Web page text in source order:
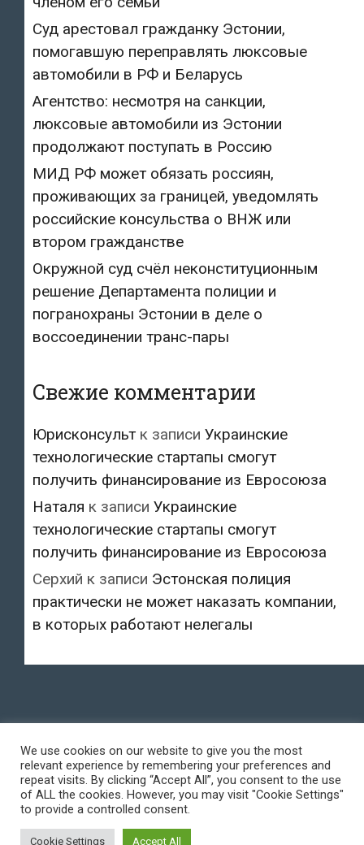
Суд арестовал гражданку Эстонии,
помогавшую переправлять люксовые
автомобили в РФ и Беларусь
Агентство: несмотря на санкции,
люксовые автомобили из Эстонии
продолжают поступать в Россию
МИД РФ может обязать россиян,
проживающих за границей, уведомлять
российские консульства о ВНЖ или
втором гражданстве
Окружной суд счёл неконституционным
решение Департамента полиции и
погранохраны Эстонии в деле о
воссоединении транс-пары
Свежие комментарии
Юрисконсульт к записи Украинские
технологические стартапы смогут
получить финансирование из Евросоюза
Наталя к записи Украинские
технологические стартапы смогут
получить финансирование из Евросоюза
Серхий к записи Эстонская полиция
практически не может наказать компании,
в которых работают нелегалы
We use cookies on our website to give you the most
relevant experience by remembering your preferences and
repeat visits. By clicking “Accept All”, you consent to the use
of ALL the cookies. However, you may visit "Cookie Settings"
to provide a controlled consent.
Cookie Settings Accept All